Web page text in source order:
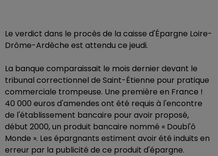
Le verdict dans le procès de la caisse d'Épargne Loire-
Drôme-Ardèche est attendu ce jeudi.
La banque comparaissait le mois dernier devant le
tribunal correctionnel de Saint-Étienne pour pratique
commerciale trompeuse. Une première en France !
40 000 euros d'amendes ont été requis à l'encontre
de l'établissement bancaire pour avoir proposé,
début 2000, un produit bancaire nommé « Doubl'ô
Monde ». Les épargnants estiment avoir été induits en
erreur par la publicité de ce produit d'épargne.